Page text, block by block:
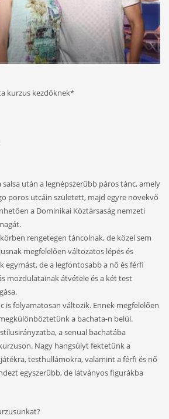
kurzus kezdőknek*
után a legnépszerűbb páros tánc, amely
poros utcáin született, majd egyre növekvő
a Dominikai Köztársaság nemzeti
rengetegen táncolnak, de közel sem
megfelelően változatos lépés és
egymást, de a legfontosabb a nő és férfi
mozdulatainak átvétele és a két test
is folyamatosan változik. Ennek megfelelően
a bachata-n belül.
a senual bachatába
Nagy hangsúlyt fektetünk a
testhullámokra, valamint a férfi és nő
egyszerűbb, de látványos figurákba